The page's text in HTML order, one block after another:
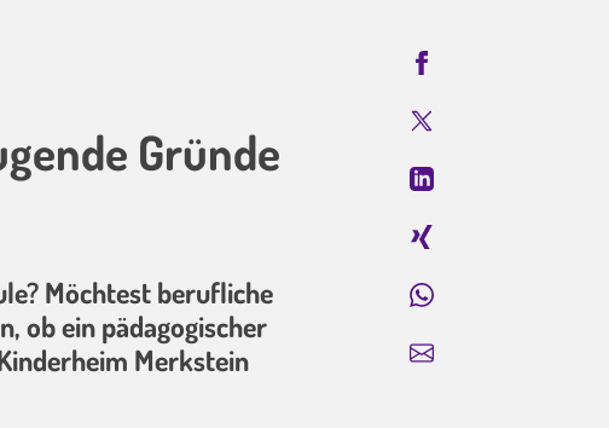
Gründe
Möchtest berufliche
ob ein pädagogischer
Merkstein